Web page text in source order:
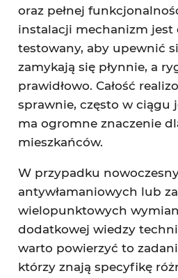
oraz pełnej
instalacji mechanizm jest
testowany, aby upewnić
zamykają się płynnie, a
prawidłowo. Całość
sprawnie, często w ciągu
ma ogromne znaczenie
mieszkańców.
W przypadku
antywłamaniowych lub
wielopunktowych
dodatkowej wiedzy
warto powierzyć to
którzy znają specyfikę